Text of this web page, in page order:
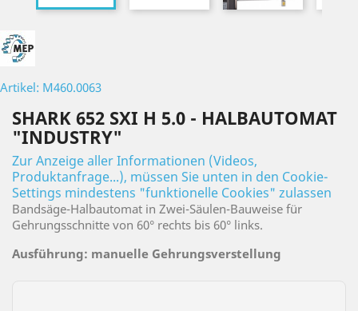
Artikel: M460.0063
SHARK 652 SXI H 5.0 - HALBAUTOMAT
"INDUSTRY"
Zur Anzeige aller Informationen (Videos,
Produktanfrage...), müssen Sie unten in den Cookie-
Settings mindestens "funktionelle Cookies" zulassen
Bandsäge-Halbautomat in Zwei-Säulen-Bauweise für
Gehrungsschnitte von 60° rechts bis 60° links.
Ausführung: manuelle Gehrungsverstellung